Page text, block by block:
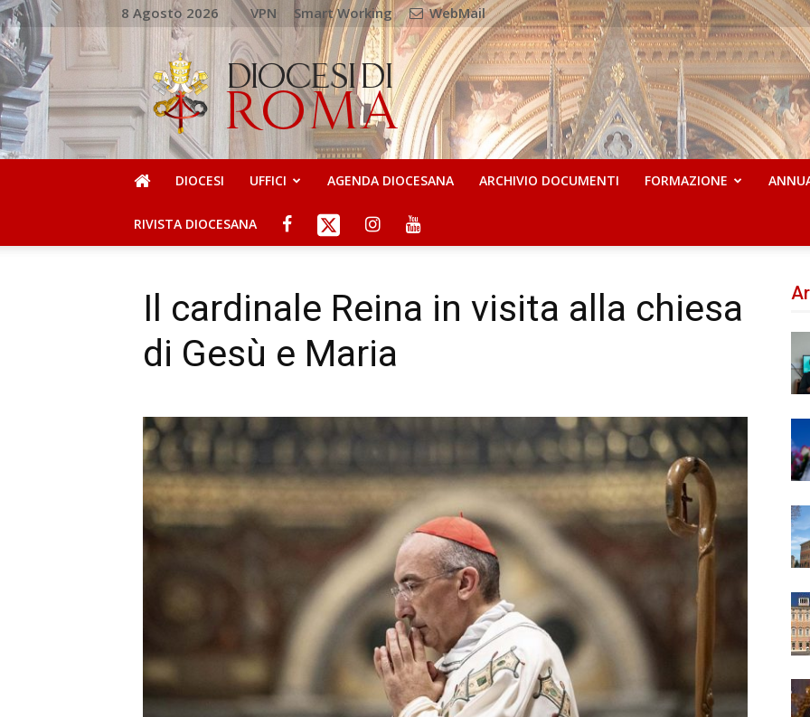
8 Agosto 2026 VPN Smart Working WebMail
DIOCESI
DI
ROMA
DIOCESI UFFICI AGENDA DIOCESANA ARCHIVIO DOCUMENTI FORMAZIONE
RIVISTA DIOCESANA
Il cardinale Reina in visita alla chiesa
di Gesù e Maria